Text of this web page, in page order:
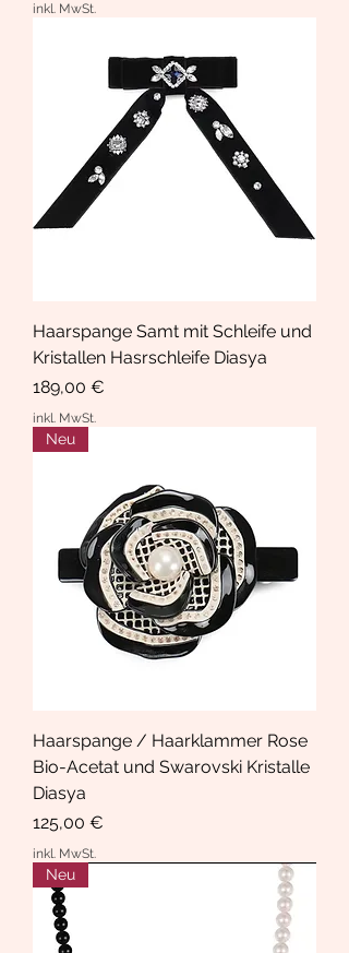
inkl. MwSt.
Haarspange Samt mit Schleife und
Kristallen Hasrschleife Diasya
Preis
189,00 €
inkl. MwSt.
Neu
Haarspange / Haarklammer Rose
Bio-Acetat und Swarovski Kristalle
Diasya
Preis
125,00 €
inkl. MwSt.
Neu